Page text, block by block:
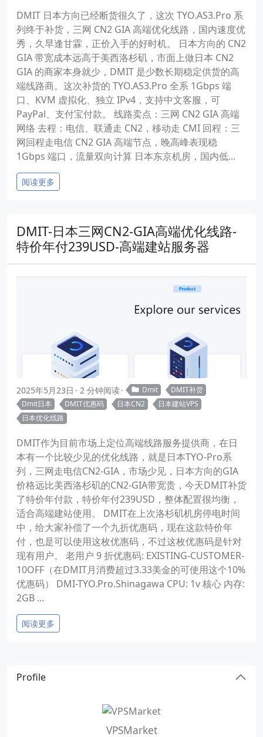
DMIT 日本方向已经断货很久了，这次 TYO.AS3.Pro 系
列终于补货，三网 CN2 GIA 高端优化线路，国内速度优
秀，久旱逢甘霖，正价入手的好时机。 日本方向的 CN2
GIA 带宽成本远高于美西洛杉矶，市面上做日本 CN2
GIA 的商家本身就少，DMIT 是少数长期稳定供货的高
端线路商。这次补货的 TYO.AS3.Pro 全系 1Gbps 端
口、KVM 虚拟化、独立 IPv4，支持中文客服，可
PayPal、支付宝付款。 线路卖点：三网 CN2 GIA 高端
网络 去程：电信、联通走 CN2，移动走 CMI 回程：三
网回程走电信 CN2 GIA 高端节点，晚高峰表现稳
1Gbps 端口，流量双向计算 日本东京机房，国内低...
阅读更多
DMIT-日本三网CN2-GIA高端优化线路-
特价年付239USD-高端建站服务器
2025年5月23日 2 分钟阅读 Dmit
DMIT补货
Dmit日本
DMIT优惠码 日本CN2
日本建站VPS
日本优化线路
DMIT作为目前市场上定位高端线路服务提供商，在日
本有一个比较少见的优化线路，就是日本TYO-Pro系
列，三网走电信CN2-GIA，市场少见，日本方向的GIA
价格远比美西洛杉矶的CN2-GIA带宽贵，今天DMIT补货
了特价年付款，特价年付239USD，整体配置很均衡，
适合高端建站使用。 DMIT在上次洛杉矶机房停电时间
中，给大家补偿了一个九折优惠码，现在这款特价年
付，也是可以使用这枚优惠码，不过这枚优惠码是针对
现有用户。 老用户 9 折优惠码: EXISTING-CUSTOMER-
10OFF（在DMIT月消费超过3.33美金的可使用这个10%
优惠码） DMI-TYO.Pro.Shinagawa CPU: 1v 核心 内存:
2GB ...
阅读更多
Profile
VPSMarket